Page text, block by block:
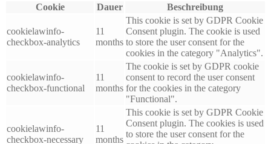
Cookie
Dauer Beschreibung
cookielawinfo-
checkbox-analytics
11
months
This cookie is set by GDPR Cookie
Consent plugin. The cookie is used
to store the user consent for the
cookies in the category "Analytics".
cookielawinfo-
checkbox-functional
11
months
The cookie is set by GDPR cookie
consent to record the user consent
for the cookies in the category
"Functional".
cookielawinfo-
checkbox-necessary
11
months
This cookie is set by GDPR Cookie
Consent plugin. The cookies is used
to store the user consent for the